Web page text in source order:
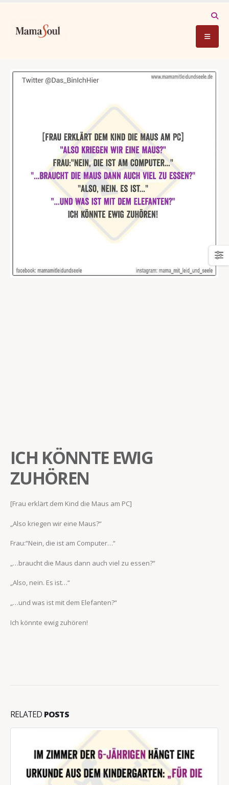
ICH KÖNNTE EWIG
ZUHÖREN
[Frau erklärt dem Kind die Maus am PC]
„Also kriegen wir eine Maus?“
Frau:“Nein, die ist am Computer…“
„…braucht die Maus dann auch viel zu essen?“
„Also, nein. Es ist…“
„…und was ist mit dem Elefanten?“
Ich könnte ewig zuhören!
RELATED POSTS